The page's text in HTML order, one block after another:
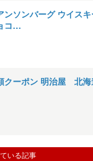
ンソンバーグ ウイス
コ…
クーポン 明治屋 北
いる記事